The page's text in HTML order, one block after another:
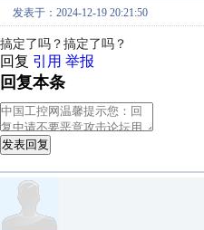
发表于：2024-12-19 20:21:50
搞定了吗？ 搞定了吗？
回复 引用 举报
回复本条
发表回复